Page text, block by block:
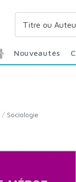
Nouveautés
/ Sociologie